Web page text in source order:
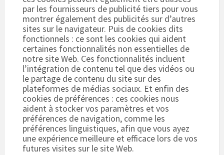
par les fournisseurs de publicité tiers pour vous
montrer également des publicités sur d’autres
sites sur le navigateur. Puis de cookies dits
fonctionnels : ce sont les cookies qui aident
certaines fonctionnalités non essentielles de
notre site Web. Ces fonctionnalités incluent
l’intégration de contenu tel que des vidéos ou
le partage de contenu du site sur des
plateformes de médias sociaux. Et enfin des
cookies de préférences : ces cookies nous
aident à stocker vos paramètres et vos
préférences de navigation, comme les
préférences linguistiques, afin que vous ayez
une expérience meilleure et efficace lors de vos
futures visites sur le site Web.